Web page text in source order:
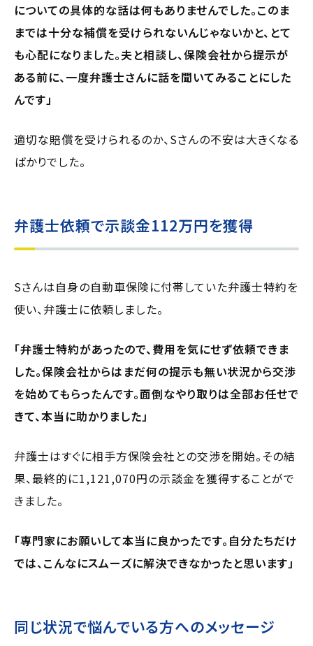
についての具体的な話は何もありませんでした。このま
までは十分な補償を受けられないんじゃないかと、とて
も心配になりました。夫と相談し、保険会社から提示が
ある前に、一度弁護士さんに話を聞いてみることにした
んです」
適切な賠償を受けられるのか、Sさんの不安は大きくなる
ばかりでした。
弁護士依頼で示談金112万円を獲得
Sさんは自身の自動車保険に付帯していた弁護士特約を
使い、弁護士に依頼しました。
「弁護士特約があったので、費用を気にせず依頼できま
した。保険会社からはまだ何の提示も無い状況から交渉
を始めてもらったんです。面倒なやり取りは全部お任せで
きて、本当に助かりました」
弁護士はすぐに相手方保険会社との交渉を開始。その結
果、最終的に1,121,070円の示談金を獲得することがで
きました。
「専門家にお願いして本当に良かったです。自分たちだけ
では、こんなにスムーズに解決できなかったと思います」
同じ状況で悩んでいる方へのメッセージ